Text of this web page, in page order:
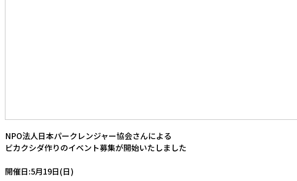
NPO法人日本パークレンジャー協会さんによる
ビカクシダ作りのイベント募集が開始いたしました
開催日:5月19日(日)